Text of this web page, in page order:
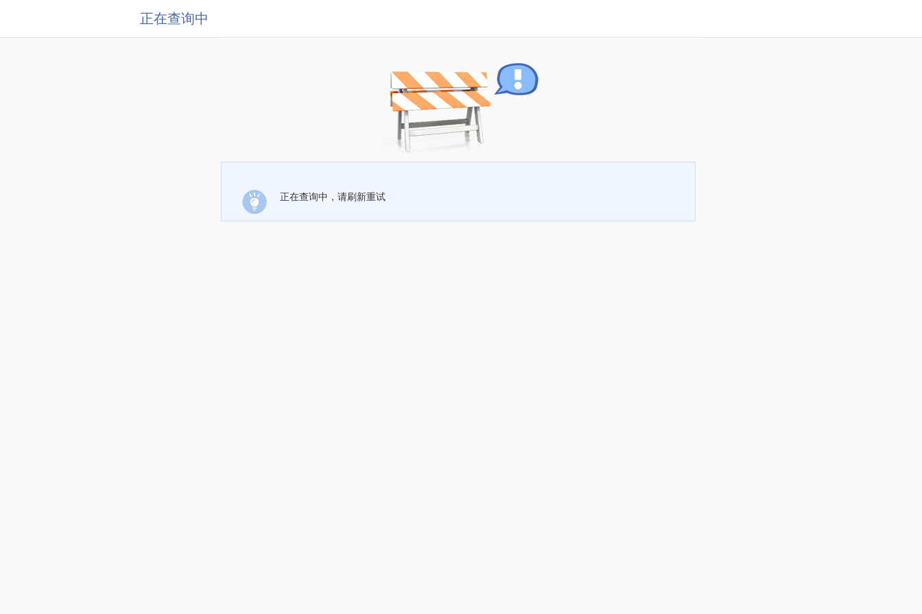
正在查询中
正在查询中，请刷新重试